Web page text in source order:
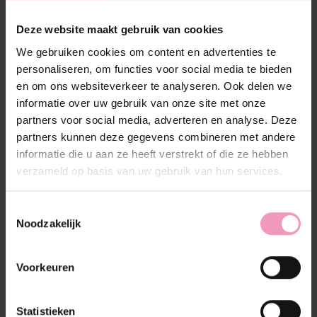
Deze website maakt gebruik van cookies
We gebruiken cookies om content en advertenties te
personaliseren, om functies voor social media te bieden
en om ons websiteverkeer te analyseren. Ook delen we
informatie over uw gebruik van onze site met onze
partners voor social media, adverteren en analyse. Deze
partners kunnen deze gegevens combineren met andere
informatie die u aan ze heeft verstrekt of die ze hebben
verzameld op basis van uw gebruik van hun services.
Noodzakelijk
Voorkeuren
Statistieken
Hoeveelheid:
Toevoegen aan winkelwagen
Aan verlanglijst toevoegen
Plaats bestelling
Toevoegen om te vergelijken